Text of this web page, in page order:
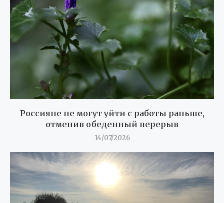
Россияне не могут уйти с работы раньше,
отменив обеденный перерыв
14/07/2026